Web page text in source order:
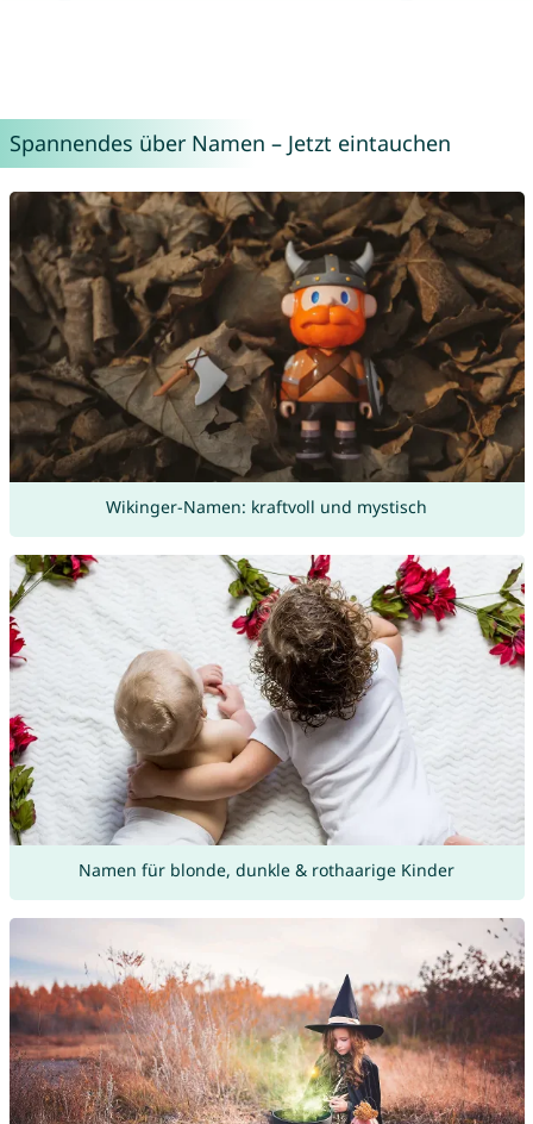
Spannendes über Namen – Jetzt eintauchen
Wikinger-Namen: kraftvoll und mystisch
Namen für blonde, dunkle & rothaarige Kinder